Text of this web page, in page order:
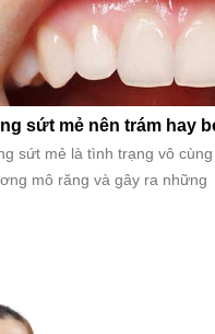
sứt mẻ nên trám hay
sứt mẻ là tình trạng vô
mô răng và gây ra những